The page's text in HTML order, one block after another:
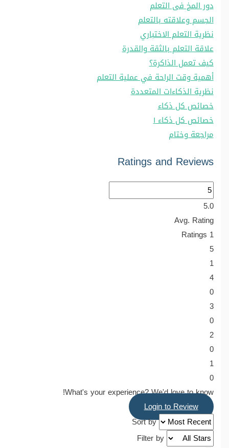
دور المخ فى التعلم
الجسم وعلاقته بالتعلم
نظرية التعلم الاختباري
علاقة التعلم بالثقة والقدرة
كيف تعمل الذاكرة؟
أهمية وقت الراحة في عملية التعلم
نظرية الذكاءات المتعددة
خصائص كل ذكاء
خصائص كل ذكاء ١
مراجعة وختام
Ratings and Reviews
5.0
Avg. Rating
1
Ratings
5
1
4
0
3
0
2
0
1
0
What's your experience? We'd love to know!
Login to Review
Sort by
Filter by